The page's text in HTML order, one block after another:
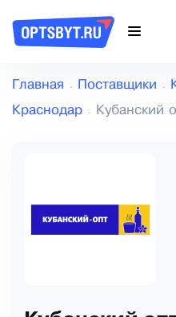
Главная Поставщики
Краснодар Кубанский